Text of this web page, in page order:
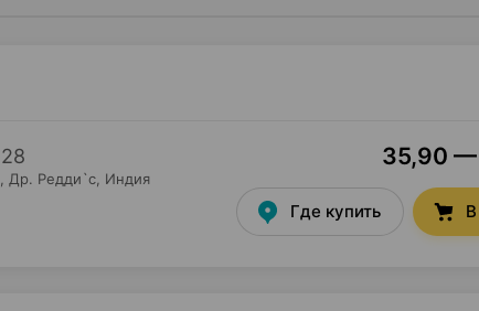
28
Др. Редди`с , Индия
35,90 —
Где купить